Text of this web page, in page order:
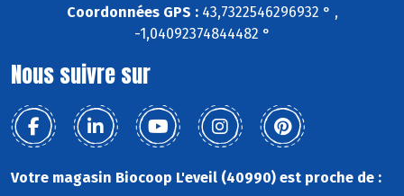
Coordonnées GPS :43,7322546296932 ° ,
-1,04092374844482 °
Nous suivre sur
Votre magasin Biocoop L'eveil (40990) est proche de :